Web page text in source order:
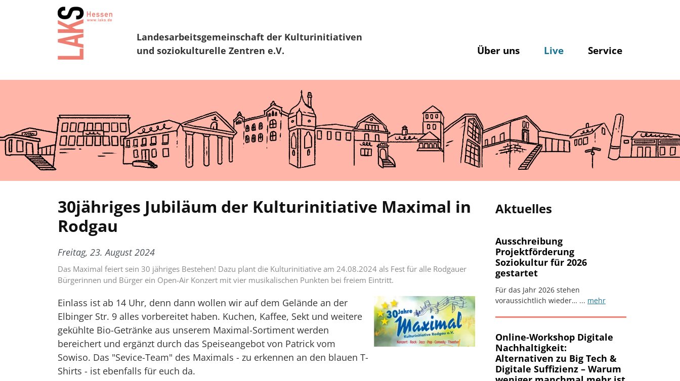
Landesarbeitsgemeinschaft der Kulturinitiativen
und soziokulturelle Zentren e.V.
Über uns Live Service
30jähriges Jubiläum der Kulturinitiative Maximal in
Rodgau
Freitag, 23. August 2024
Das Maximal feiert sein 30 jähriges Bestehen! Dazu plant die Kulturinitiative am 24.08.2024 als Fest für alle Rodgauer
Bürgerinnen und Bürger ein Open-Air Konzert mit vier musikalischen Punkten bei freiem Eintritt.
Foto zum Artikel
Einlass ist ab 14 Uhr, denn dann wollen wir auf dem Gelände an der
Elbinger Str. 9 alles vorbereitet haben. Kuchen, Kaffee, Sekt und weitere
gekühlte Bio-Getränke aus unserem Maximal-Sortiment werden
bereichert und ergänzt durch das Speiseangebot von Patrick vom
Sowiso. Das "Sevice-Team" des Maximals - zu erkennen an den blauen T-
Shirts - ist ebenfalls für euch da.
Aktuelles
Ausschreibung
Projektförderung
Soziokultur für 2026
gestartet
Für das Jahr 2026 stehen
voraussichtlich wieder… ... mehr
Online-Workshop Digitale
Nachhaltigkeit:
Alternativen zu Big Tech &
Digitale Suffizienz – Warum